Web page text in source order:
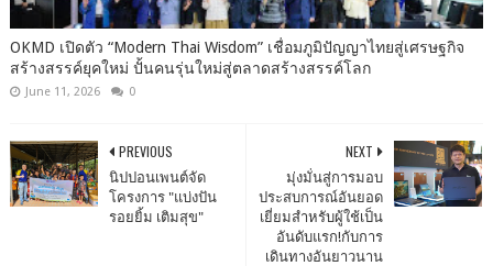
OKMD เปิดตัว “Modern Thai Wisdom” เชื่อมภูมิปัญญาไทยสู่เศรษฐกิจ
สร้างสรรค์ยุคใหม่ ปั้นคนรุ่นใหม่สู่ตลาดสร้างสรรค์โลก
June 11, 2026 0
NEXT
มุ่งมั่นสู่การมอบ
ประสบการณ์อันยอด
เยี่ยมสำหรับผู้ใช้เป็น
อันดับแรก!กับการ
เดินทางอันยาวนาน
PREVIOUS
นิปปอนเพนต์จัด
โครงการ "แบ่งปัน
รอยยิ้ม เติมสุข"